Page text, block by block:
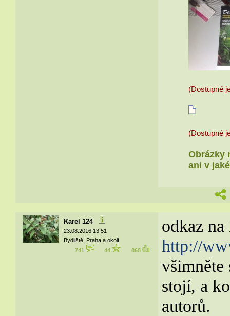
(Dostupné
(Dostupné
Obrázky
ani v
Karel 124
23.08.2016 13:51
Bydliště: Praha a okolí
741
44 868
odkaz
http://
stojí, a
autorů.